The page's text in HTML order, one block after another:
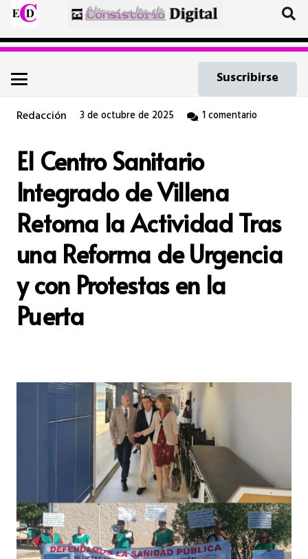
Suscribirse
Redacción 3 de octubre de 2025 1comentario
El Centro Sanitario
Integrado de Villena
Retoma la Actividad Tras
una Reforma de Urgencia
y con Protestas en la
Puerta